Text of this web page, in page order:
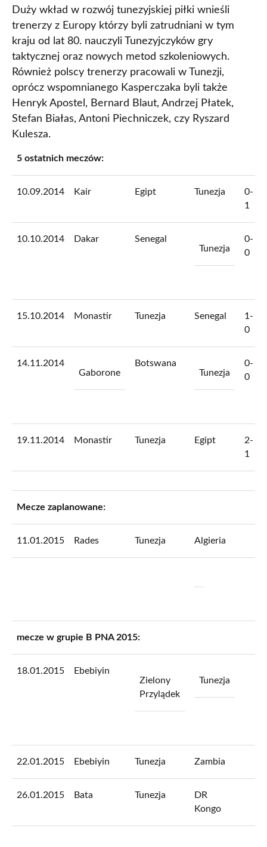
Duży wkład w rozwój tunezyjskiej piłki wnieśli
trenerzy z Europy którzy byli zatrudniani w tym
kraju od lat 80. nauczyli Tunezyjczyków gry
taktycznej oraz nowych metod szkoleniowych.
Również polscy trenerzy pracowali w Tunezji,
oprócz wspomnianego Kasperczaka byli także
Henryk Apostel, Bernard Blaut, Andrzej Płatek,
Stefan Białas, Antoni Piechniczek, czy Ryszard
Kulesza.
5 ostatnich meczów:
10.09.2014 Kair Egipt Tunezja
0-
1
10.10.2014 Dakar
Senegal
Tunezja
0-
0
15.10.2014 Monastir Tunezja Senegal
1-
0
14.11.2014
Gaborone
Botswana
Tunezja
0-
0
19.11.2014 Monastir Tunezja Egipt
2-
1
Mecze zaplanowane:
11.01.2015 Rades Tunezja Algieria
mecze w grupie B PNA 2015:
18.01.2015
Ebebiyin
Zielony
Przylądek
Tunezja
22.01.2015 Ebebiyin Tunezja Zambia
26.01.2015 Bata Tunezja
DR
Kongo